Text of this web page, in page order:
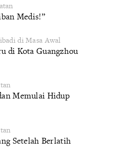
Medis!”
di Masa Awal
di Kota Guangzhou
Memulai Hidup
Setelah Berlatih